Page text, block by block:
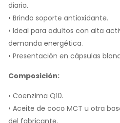
diario.
• Brinda soporte antioxidante.
• Ideal para adultos con alta
demanda energética.
• Presentación en cápsulas
Composición:
• Coenzima Q10.
• Aceite de coco MCT u otra